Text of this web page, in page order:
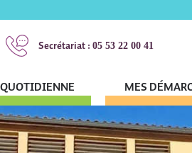
Secrétariat : 05 53 22 00 41
MES